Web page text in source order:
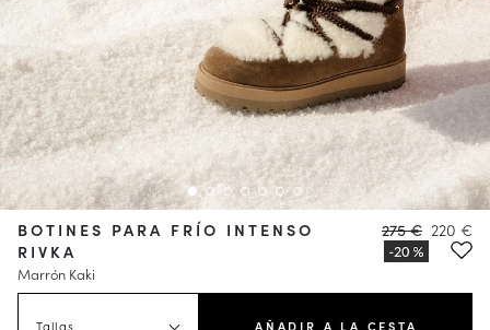
BOTINES PARA FRÍO INTENSO
RIVKA
Marrón Kaki
275 € 220 €
Tallas AÑADIR A LA CESTA